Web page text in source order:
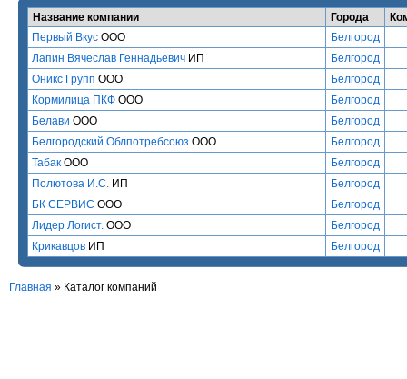
Название компании Города
Первый Вкус ООО
Белгород
Лапин Вячеслав Геннадьевич ИП
Белгород
Оникс Групп ООО
Белгород
Кормилица ПКФ ООО
Белгород
Белави ООО
Белгород
Белгородский Облпотребсоюз ООО
Белгород
Табак ООО
Белгород
Полютова И.С. ИП
Белгород
БК СЕРВИС ООО
Белгород
Лидер Логист. ООО
Белгород
Крикавцов ИП Белгород
Главная » Каталог компаний